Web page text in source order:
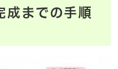
成までの手順